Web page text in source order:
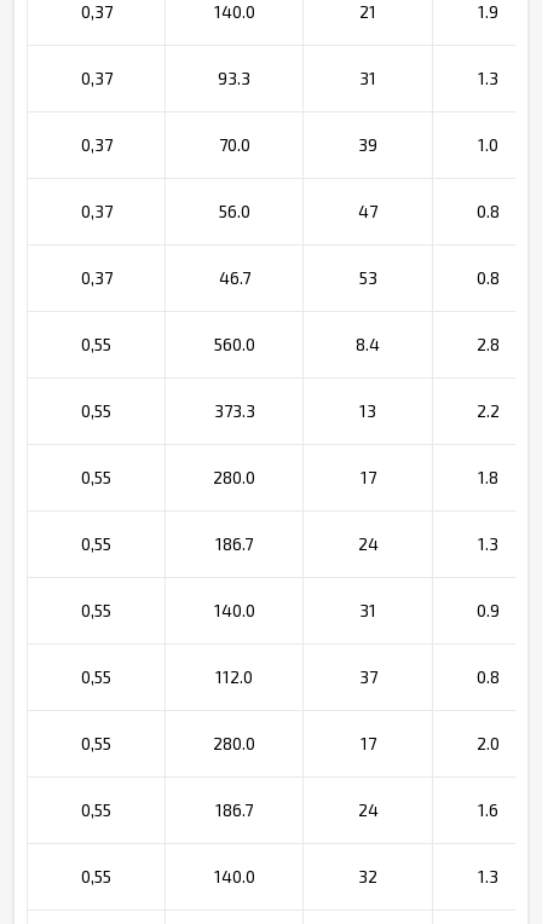
0,37 140.0 21 1.9
0,37 93.3 31 1.3
0,37 70.0 39 1.0
0,37 56.0 47 0.8
0,37 46.7 53 0.8
0,55 560.0 8.4 2.8
0,55 373.3 13 2.2
0,55 280.0 17 1.8
0,55 186.7 24 1.3
0,55 140.0 31 0.9
0,55 112.0 37 0.8
0,55 280.0 17 2.0
0,55 186.7 24 1.6
0,55 140.0 32 1.3